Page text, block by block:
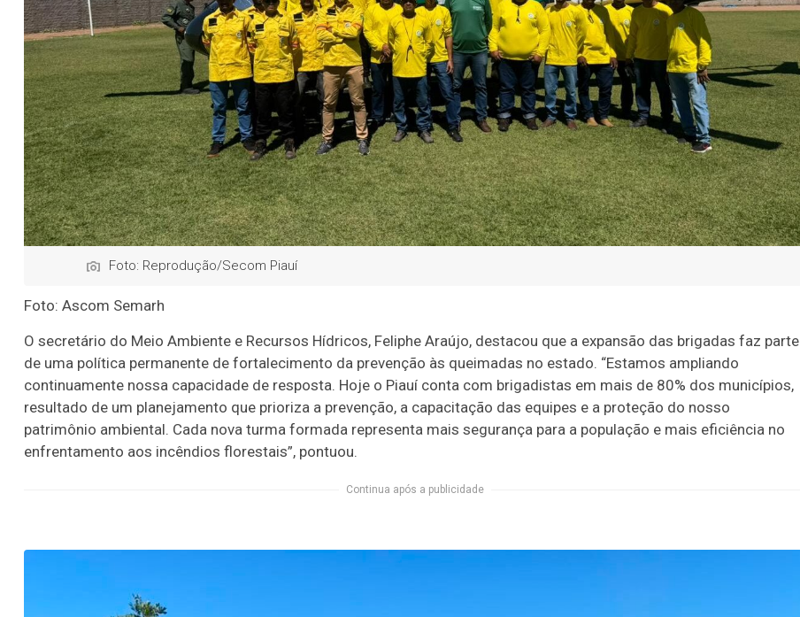
Foto: Reprodução/Secom Piauí
Foto: Ascom Semarh
O secretário do Meio Ambiente e Recursos Hídricos, Feliphe Araújo, destacou que a expansão das brigadas faz parte
de uma política permanente de fortalecimento da prevenção às queimadas no estado. “Estamos ampliando
continuamente nossa capacidade de resposta. Hoje o Piauí conta com brigadistas em mais de 80% dos municípios,
resultado de um planejamento que prioriza a prevenção, a capacitação das equipes e a proteção do nosso
patrimônio ambiental. Cada nova turma formada representa mais segurança para a população e mais eficiência no
enfrentamento aos incêndios florestais”, pontuou.
Continua após a publicidade